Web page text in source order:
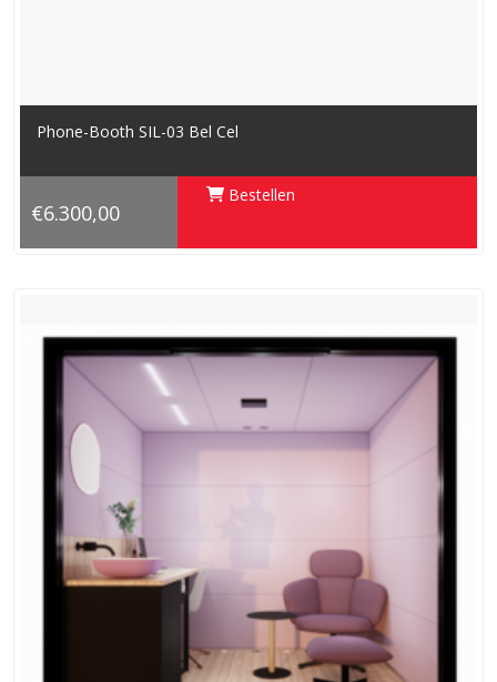
Phone-Booth SIL-03 Bel Cel
€6.300,00
Bestellen